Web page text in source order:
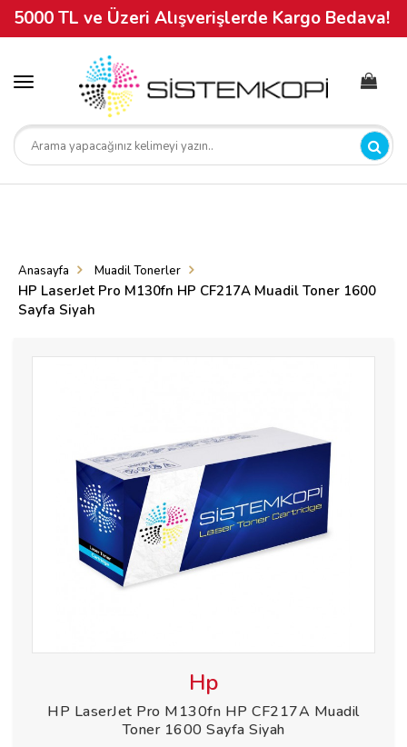
5000 TL ve Üzeri Alışverişlerde Kargo Bedava!
Toggle
navigation
Anasayfa Muadil Tonerler
HP LaserJet Pro M130fn HP CF217A Muadil Toner 1600
Sayfa Siyah
Hp
HP LaserJet Pro M130fn HP CF217A Muadil
Toner 1600 Sayfa Siyah